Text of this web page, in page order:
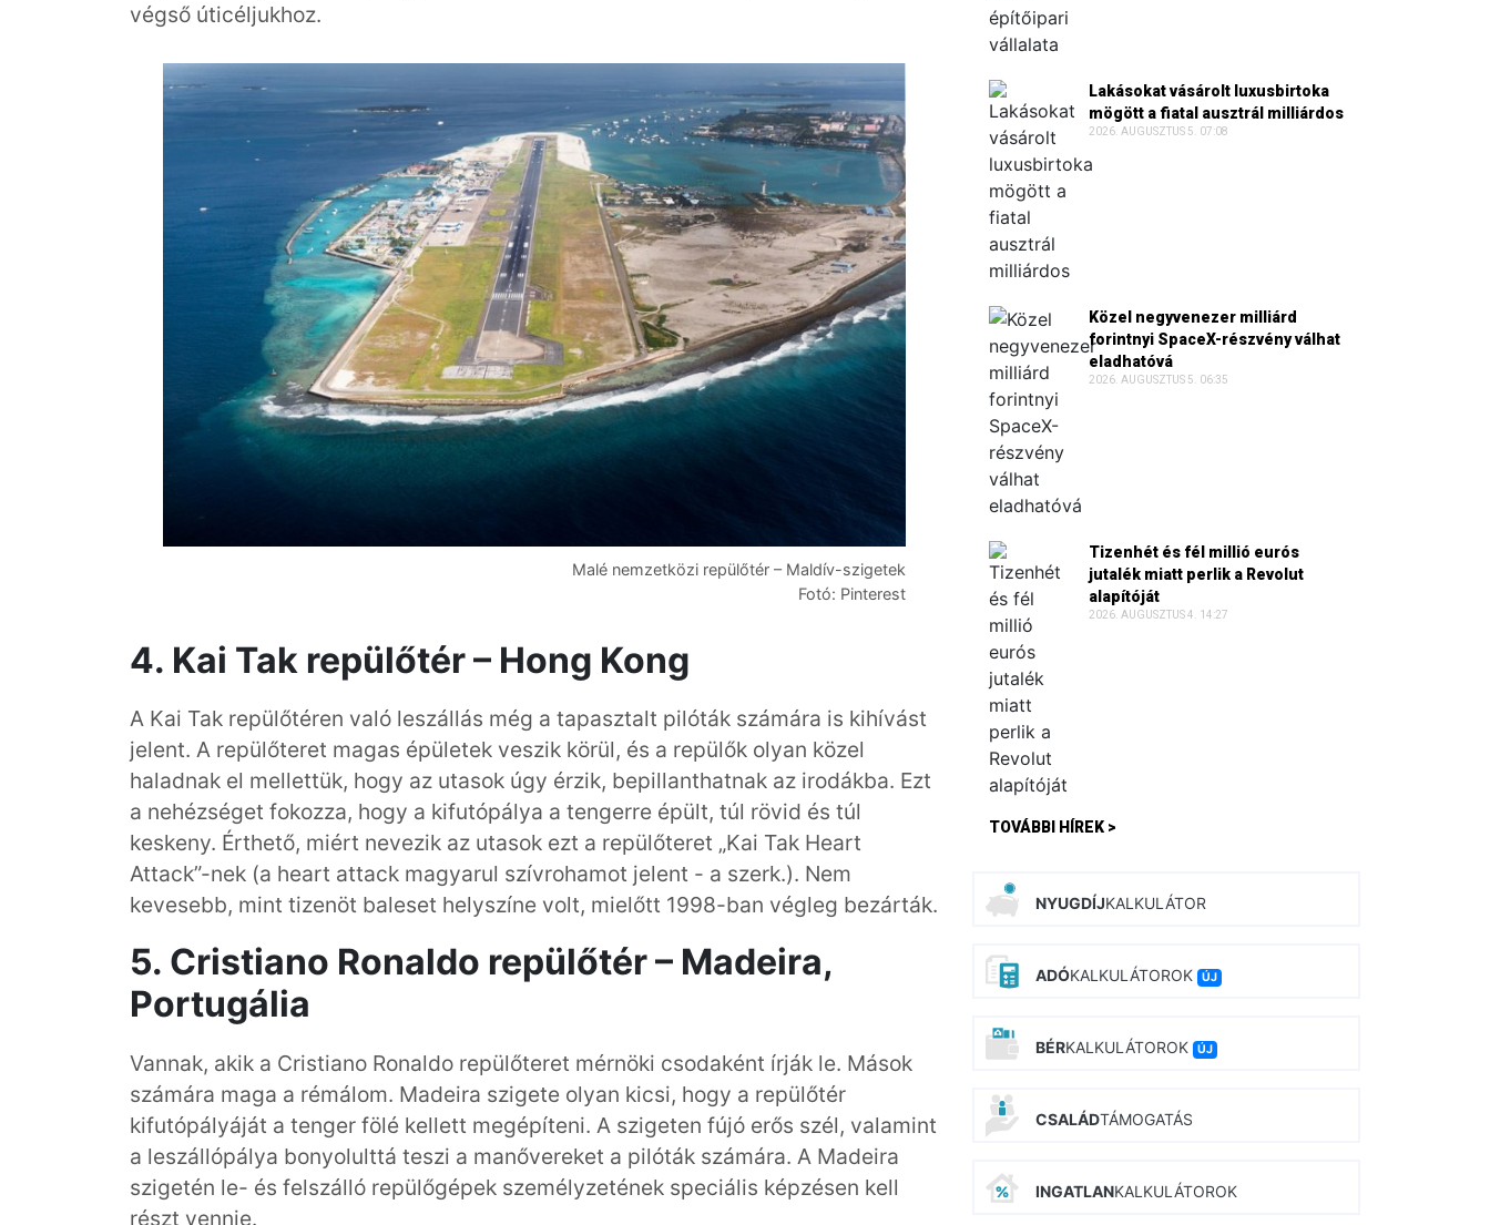
végső úticéljukhoz.
Malé nemzetközi repülőtér – Maldív-szigetek
Fotó: Pinterest
4. Kai Tak repülőtér – Hong Kong
A Kai Tak repülőtéren való leszállás még a tapasztalt pilóták számára is kihívást
jelent. A repülőteret magas épületek veszik körül, és a repülők olyan közel
haladnak el mellettük, hogy az utasok úgy érzik, bepillanthatnak az irodákba. Ezt
a nehézséget fokozza, hogy a kifutópálya a tengerre épült, túl rövid és túl
keskeny. Érthető, miért nevezik az utasok ezt a repülőteret „Kai Tak Heart
Attack”-nek (a heart attack magyarul szívrohamot jelent - a szerk.). Nem
kevesebb, mint tizenöt baleset helyszíne volt, mielőtt 1998-ban végleg bezárták.
5. Cristiano Ronaldo repülőtér – Madeira,
Portugália
Vannak, akik a Cristiano Ronaldo repülőteret mérnöki csodaként írják le. Mások
számára maga a rémálom. Madeira szigete olyan kicsi, hogy a repülőtér
kifutópályáját a tenger fölé kellett megépíteni. A szigeten fújó erős szél, valamint
a leszállópálya bonyolulttá teszi a manővereket a pilóták számára. A Madeira
szigetén le- és felszálló repülőgépek személyzetének speciális képzésen kell
részt vennie.
Lakásokat vásárolt luxusbirtoka
mögött a fiatal ausztrál milliárdos
2026. AUGUSZTUS 5. 07:08
Közel negyvenezer milliárd
forintnyi SpaceX-részvény válhat
eladhatóvá
2026. AUGUSZTUS 5. 06:35
Tizenhét és fél millió eurós
jutalék miatt perlik a Revolut
alapítóját
2026. AUGUSZTUS 4. 14:27
TOVÁBBI HÍREK >
NYUGDÍJKALKULÁTOR
ADÓKALKULÁTOROK ÚJ
BÉRKALKULÁTOROK ÚJ
CSALÁDTÁMOGATÁS
INGATLANKALKULÁTOROK